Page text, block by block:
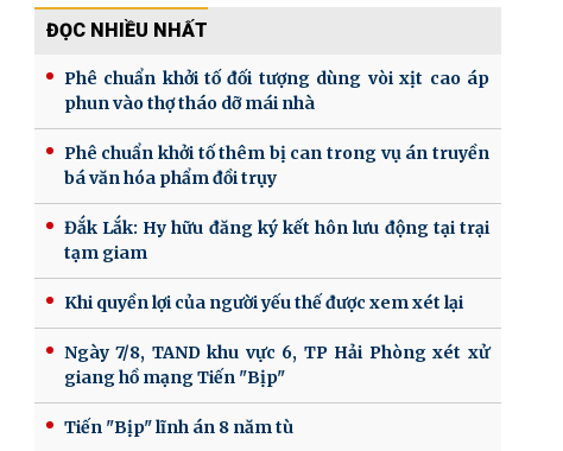
ĐỌC NHIỀU NHẤT
Phê chuẩn khởi tố đối tượng dùng vòi xịt cao áp
phun vào thợ tháo dỡ mái nhà
Phê chuẩn khởi tố thêm bị can trong vụ án truyền
bá văn hóa phẩm đồi trụy
Đắk Lắk: Hy hữu đăng ký kết hôn lưu động tại trại
tạm giam
Khi quyền lợi của người yếu thế được xem xét lại
Ngày 7/8, TAND khu vực 6, TP Hải Phòng xét xử
giang hồ mạng Tiến "Bịp"
Tiến "Bịp" lĩnh án 8 năm tù